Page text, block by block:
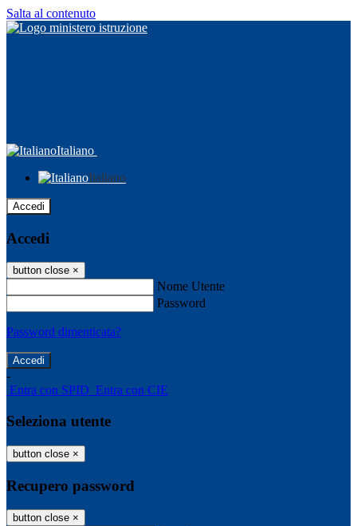
Salta al contenuto
Italiano
Italiano
Accedi
Accedi
button close ×
Nome Utente
Password
Password dimenticata?
-
Entra con SPID Entra con CIE
Seleziona utente
button close ×
Recupero password
button close ×